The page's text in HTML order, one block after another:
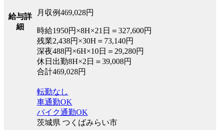
給与詳
細
月収例469,028円
時給1950円×8H×21日＝327,600円
残業2,438円×30H＝73,140円
深夜488円×6H×10日＝29,280円
休日出勤8H×2日＝39,008円
合計469,028円
転勤なし
車通勤OK
バイク通勤OK
茨城県 つくばみらい市